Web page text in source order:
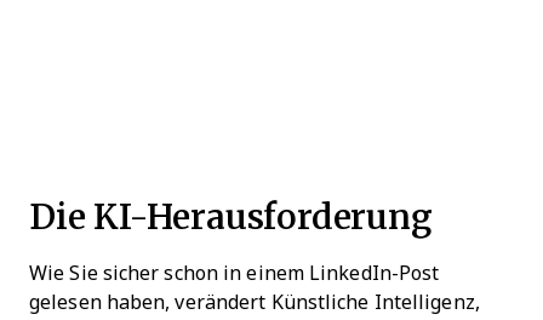
Die KI-Herausforderung
Wie Sie sicher schon in einem LinkedIn-Post
gelesen haben, verändert Künstliche Intelligenz,